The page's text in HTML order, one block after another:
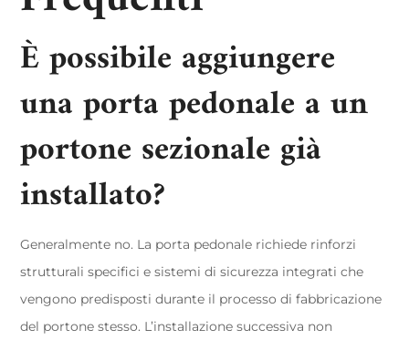
È possibile aggiungere
una porta pedonale a un
portone sezionale già
installato?
Generalmente no. La porta pedonale richiede rinforzi
strutturali specifici e sistemi di sicurezza integrati che
vengono predisposti durante il processo di fabbricazione
del portone stesso. L’installazione successiva non